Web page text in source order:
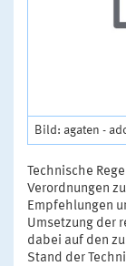
Bild: agaten -
Technische
Verordnungen
Empfehlungen
Umsetzung der
dabei auf den
Stand der